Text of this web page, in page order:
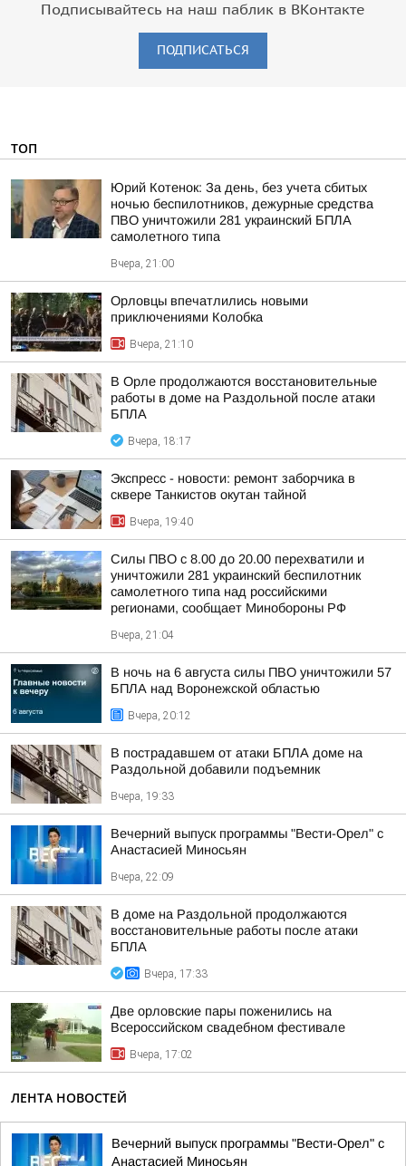
Подписывайтесь на наш паблик в ВКонтакте
ПОДПИСАТЬСЯ
ТОП
Юрий Котенок: За день, без учета сбитых
ночью беспилотников, дежурные средства
ПВО уничтожили 281 украинский БПЛА
самолетного типа
Вчера, 21:00
Орловцы впечатлились новыми
приключениями Колобка
Вчера, 21:10
В Орле продолжаются восстановительные
работы в доме на Раздольной после атаки
БПЛА
Вчера, 18:17
Экспресс - новости: ремонт заборчика в
сквере Танкистов окутан тайной
Вчера, 19:40
Силы ПВО с 8.00 до 20.00 перехватили и
уничтожили 281 украинский беспилотник
самолетного типа над российскими
регионами, сообщает Минобороны РФ
Вчера, 21:04
В ночь на 6 августа силы ПВО уничтожили 57
БПЛА над Воронежской областью
Вчера, 20:12
В пострадавшем от атаки БПЛА доме на
Раздольной добавили подъемник
Вчера, 19:33
Вечерний выпуск программы "Вести-Орел" с
Анастасией Миносьян
Вчера, 22:09
В доме на Раздольной продолжаются
восстановительные работы после атаки
БПЛА
Вчера, 17:33
Две орловские пары поженились на
Всероссийском свадебном фестивале
Вчера, 17:02
ЛЕНТА НОВОСТЕЙ
Вечерний выпуск программы "Вести-Орел" с
Анастасией Миносьян